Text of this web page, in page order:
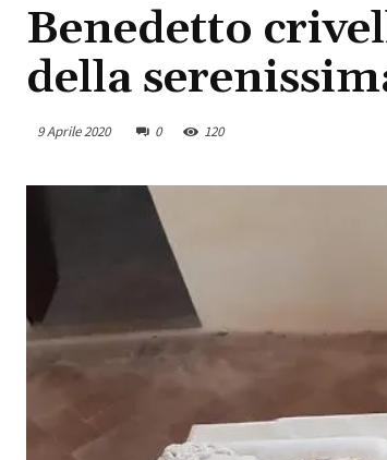
Benedetto
della
9 Aprile 2020 0 120